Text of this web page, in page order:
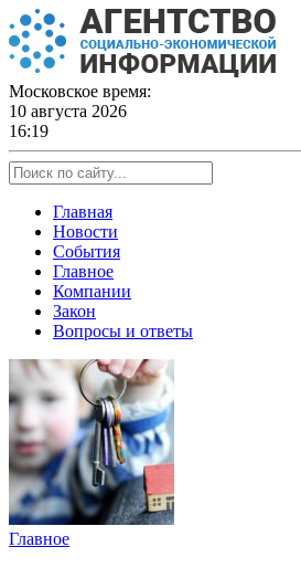
Skip
to
content
Московское время:
10 августа 2026
16:19
Главная
Новости
События
Главное
Компании
Закон
Вопросы и ответы
Главное